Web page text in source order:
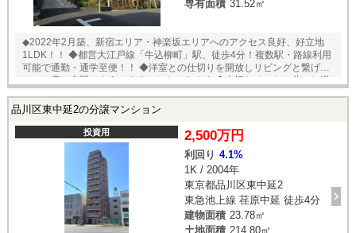
専有面積 31.52㎡
◆2022年2月築、新宿エリア・神楽坂エリアへのアクセス良好、好立地
1LDK！！ ◆都営大江戸線「牛込柳町」駅、徒歩4分！複数駅・路線利用
可能で通勤・通学至便！！ ◆洋室との仕切りを開放しリビングと繋げて
一つの広い空間のようにすることもできます ◆大切なペットと共にお過
買い物に便利です ◆教育施設や博物館、美術館などの文化施設も徒歩圏
30000円 自転車置き場：145台 年額2400円 トランクルーム：月額
1000円 ※いずれも要空き確認 ペットの飼育：可（犬猫2匹まで、成長
後体高40cm以内、体重15㎏以内）
品川区東中延2の分譲マンション
投資用 2,500万円
利回り 4.1%
1K / 2004年
東京都品川区東中延2
東急池上線 荏原中延 徒歩4分
建物面積 23.78㎡
土地面積 214.80㎡